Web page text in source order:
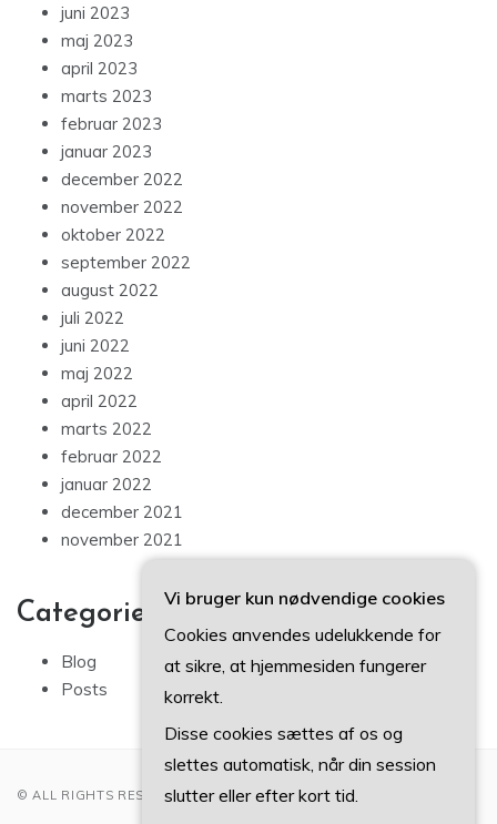
juni 2023
maj 2023
april 2023
marts 2023
februar 2023
januar 2023
december 2022
november 2022
oktober 2022
september 2022
august 2022
juli 2022
juni 2022
maj 2022
april 2022
marts 2022
februar 2022
januar 2022
december 2021
november 2021
Categories
Blog
Posts
© ALL RIGHTS RESERVED 2022
Vi bruger kun nødvendige cookies
Cookies anvendes udelukkende for
at sikre, at hjemmesiden fungerer
korrekt.
Disse cookies sættes af os og
slettes automatisk, når din session
slutter eller efter kort tid.